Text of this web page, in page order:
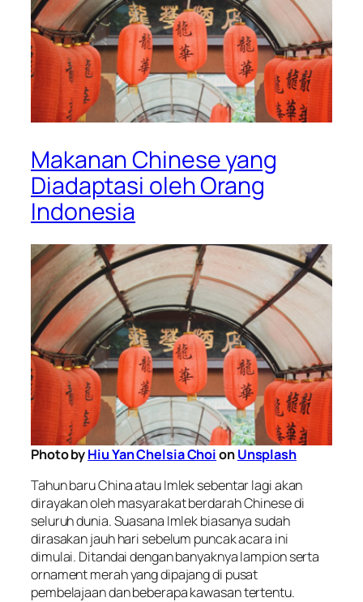
Makanan Chinese yang
Diadaptasi oleh Orang
Indonesia
Photo byHiu Yan Chelsia ChoionUnsplash
Tahun baru China atau Imlek sebentar lagi akan
dirayakan oleh masyarakat berdarahChinesedi
seluruh dunia. Suasana Imlek biasanya sudah
dirasakan jauh hari sebelum puncak acara ini
dimulai. Ditandai dengan banyaknya lampion serta
ornament merah yang dipajang di pusat
pembelajaan dan beberapa kawasan tertentu.